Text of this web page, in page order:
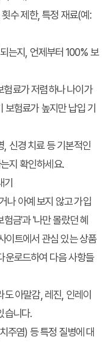
수 제한, 특정 재료(예:
는지, 언제부터 100% 보
험료가 저렴하나 나이가
험료가 높지만 납입 기
신경 치료 등 기본적인
지 확인하세요.
나 아예 보지 않고 가입
금'과 '나만 몰랐던 혜
이트에서 관심 있는 상품
운로드하여 다음 사항들
아말감, 레진, 인레이
습니다.
주염) 등 특정 질병에 대